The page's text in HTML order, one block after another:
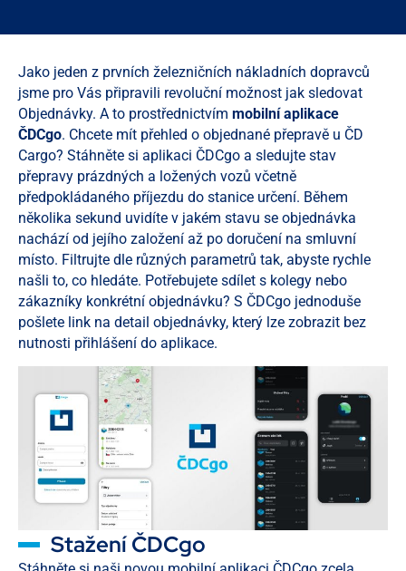
Jako jeden z prvních železničních nákladních dopravců
jsme pro Vás připravili revoluční možnost jak sledovat
Objednávky. A to prostřednictvím mobilní aplikace
ČDCgo. Chcete mít přehled o objednané přepravě u ČD
Cargo? Stáhněte si aplikaci ČDCgo a sledujte stav
přepravy prázdných a ložených vozů včetně
předpokládaného příjezdu do stanice určení. Během
několika sekund uvidíte v jakém stavu se objednávka
nachází od jejího založení až po doručení na smluvní
místo. Filtrujte dle různých parametrů tak, abyste rychle
našli to, co hledáte. Potřebujete sdílet s kolegy nebo
zákazníky konkrétní objednávku? S ČDCgo jednoduše
pošlete link na detail objednávky, který lze zobrazit bez
nutnosti přihlášení do aplikace.
Stažení ČDCgo